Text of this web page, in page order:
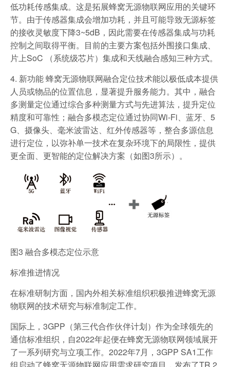
低功耗传感集成。这是拓展蜂窝无源物联网应用的关键环
节。由于传感器集成会增加功耗，并且可能导致无源标签
的接收灵敏度下降3~5dB，因此需要在传感器集成与功耗
控制之间取得平衡。目前的主要方案包括外围接口集成、
片上SoC （系统级芯片）集成和天线融合感知三种方式。
4. 新功能 蜂窝无源物联网融合定位技术能以极低成本提供
人员或物品的位置信息，显著提升服务能力。其中，融合
多测量定位通过综合多种测量方式与先进算法，提升定位
精度和可靠性；融合多模态定位通过协同Wi-Fi、蓝牙、5
G、摄像头、毫米波雷达、红外传感器等，整合多源信息
进行定位，以弥补单一技术在复杂环境下的局限性，提供
更全面、更智能的定位解决方案（如图3所示）。
图3 融合多模态定位示意
标准推进情况
在标准研制方面，国内外相关标准组织积极推进蜂窝无源
物联网的技术研究与标准制定工作。
国际上，3GPP（第三代合作伙伴计划）作为全球领先的
通信标准组织，自2022年起便在蜂窝无源物联网领域展开
了一系列研究与立项工作。2022年7月，3GPP SA1工作